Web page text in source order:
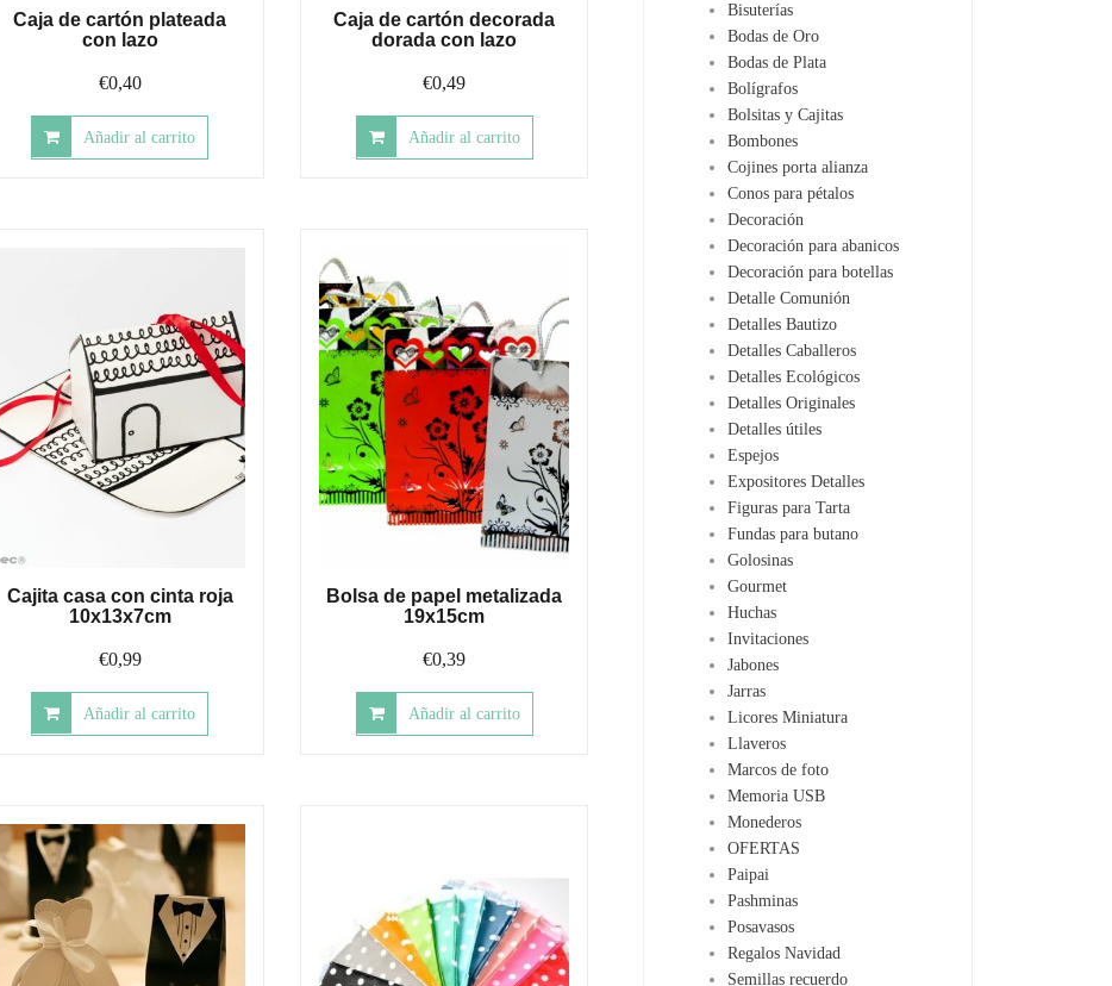
Caja de cartón plateada
con lazo
€0,40
Añadir al carrito
Caja de cartón decorada
dorada con lazo
€0,49
Añadir al carrito
Cajita casa con cinta roja
10x13x7cm
€0,99
Añadir al carrito
Bolsa de papel metalizada
19x15cm
€0,39
Añadir al carrito
Bisuterías
Bodas de Oro
Bodas de Plata
Bolígrafos
Bolsitas y Cajitas
Bombones
Cojines porta alianza
Conos para pétalos
Decoración
Decoración para abanicos
Decoración para botellas
Detalle Comunión
Detalles Bautizo
Detalles Caballeros
Detalles Ecológicos
Detalles Originales
Detalles útiles
Espejos
Expositores Detalles
Figuras para Tarta
Fundas para butano
Golosinas
Gourmet
Huchas
Invitaciones
Jabones
Jarras
Licores Miniatura
Llaveros
Marcos de foto
Memoria USB
Monederos
OFERTAS
Paipai
Pashminas
Posavasos
Regalos Navidad
Semillas recuerdo